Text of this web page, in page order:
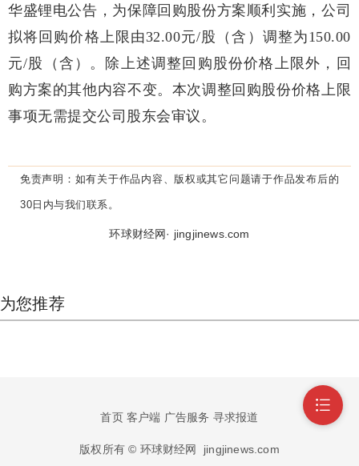
华盛锂电公告，为保障回购股份方案顺利实施，公司
拟将回购价格上限由32.00元/股（含）调整为150.00
元/股（含）。除上述调整回购股份价格上限外，回
购方案的其他内容不变。本次调整回购股份价格上限
事项无需提交公司股东会审议。
免责声明： 如有关于作品内容、版权或其它问题请于作品发布后的
30日内与我们联系。
环球财经网· jingjinews.com
为您推荐
首页 客户端 广告服务 寻求报道
版权所有 © 环球财经网 jingjinews.com